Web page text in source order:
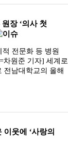
장 ‘의사 첫
전문화 등 병원
차원준 기자] 세계
전남대학교의 올해
이웃에 ‘사랑의